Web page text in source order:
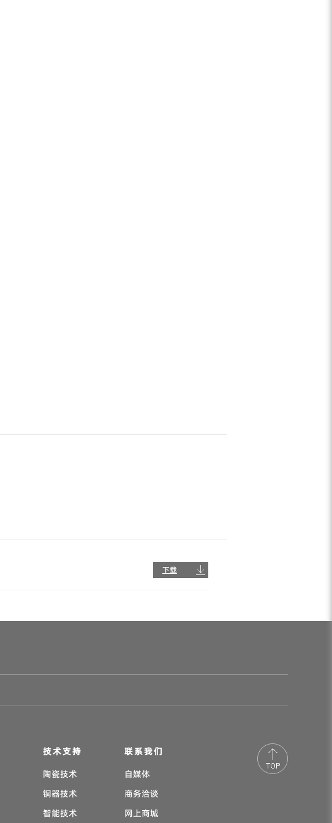
下载
技术支持
陶瓷技术
铜器技术
智能技术
联系我们
自媒体
商务洽谈
网上商城